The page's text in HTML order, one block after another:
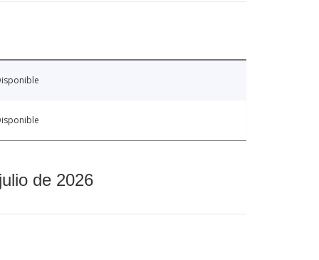
de 2026